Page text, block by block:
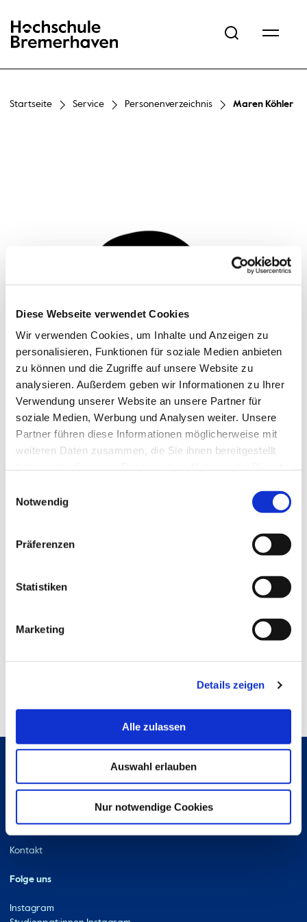
Diese Webseite verwendet Cookies
Wir verwenden Cookies, um Inhalte und Anzeigen zu
personalisieren, Funktionen für soziale Medien anbieten
zu können und die Zugriffe auf unsere Website zu
analysieren. Außerdem geben wir Informationen zu Ihrer
Verwendung unserer Website an unsere Partner für
soziale Medien, Werbung und Analysen weiter. Unsere
Partner führen diese Informationen möglicherweise mit
weiteren Daten zusammen, die Sie ihnen bereitgestellt
Notwendig
Präferenzen
Statistiken
Marketing
Details zeigen
Alle zulassen
Auswahl erlauben
Nur notwendige Cookies
Hochschule Bremerhaven
Startseite Service Personenverzeichnis Maren Köhler
© Hochschule Bremerhaven /Silhouette 1
27568 Bremerhaven
Hochschule Bremerhaven
27568 Bremerhaven
Ressourcen
Kontakt
Folge uns
Instagram